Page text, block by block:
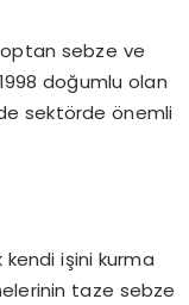
sebze ve
doğumlu olan
sektörde önemli
işini kurma
taze sebze